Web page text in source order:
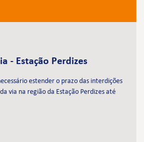
- Estação Perdizes
estender o prazo das interdições
via na região da Estação Perdizes até